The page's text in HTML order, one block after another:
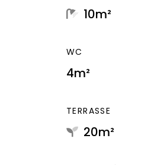
10m²
WC
4m²
TERRASSE
20m²